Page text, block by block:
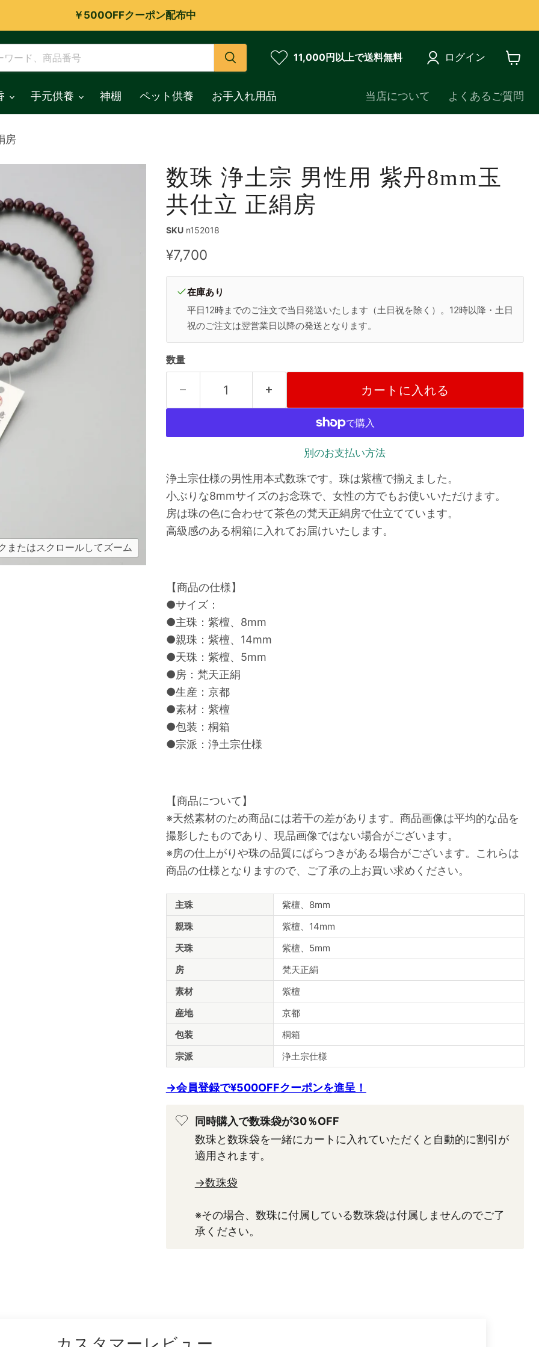
￥500OFFクーポン配布中
11,000円以上で送料無料 ログイン
ト
を
見
手元供養 神棚 ペット供養 お手入れ用品 当店について よくあるご質問
房
またはスクロールしてズーム
数珠 浄土宗 男性用 紫丹8mm玉
共仕立 正絹房
SKU n152018
現在の価格
¥7,700
在庫あり
平日12時までのご注文で当日発送いたします（土日祝を除く）。12時以降・土日
祝のご注文は翌営業日以降の発送となります。
数量
カートに入れる
別のお支払い方法
浄土宗仕様の男性用本式数珠です。珠は紫檀で揃えました。
小ぶりな8mmサイズのお念珠で、女性の方でもお使いいただけます。
房は珠の色に合わせて茶色の梵天正絹房で仕立てています。
高級感のある桐箱に入れてお届けいたします。
【商品の仕様】
●サイズ：
●主珠：紫檀、8mm
●親珠：紫檀、14mm
●天珠：紫檀、5mm
●房：梵天正絹
●生産：京都
●素材：紫檀
●包装：桐箱
●宗派：浄土宗仕様
【商品について】
※天然素材のため商品には若干の差があります。商品画像は平均的な品を
撮影したものであり、現品画像ではない場合がございます。
※房の仕上がりや珠の品質にばらつきがある場合がございます。これらは
商品の仕様となりますので、ご了承の上お買い求めください。
主珠
紫檀、8mm
親珠
紫檀、14mm
天珠
紫檀、5mm
房
梵天正絹
素材
紫檀
産地
京都
包装
桐箱
宗派
浄土宗仕様
→会員登録で¥500OFFクーポンを進呈！
同時購入で数珠袋が30％OFF
数珠と数珠袋を一緒にカートに入れていただくと自動的に割引が
適用されます。
→数珠袋
※その場合、数珠に付属している数珠袋は付属しませんのでご了
承ください。